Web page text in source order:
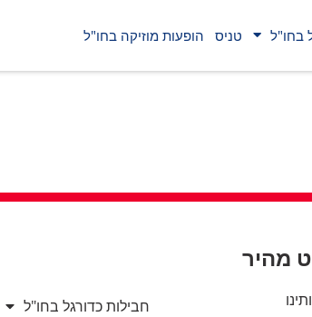
בחו"ל טניס הופעות מוזיקה בחו"ל
מהיר
חבילות כדורגל בחו"ל